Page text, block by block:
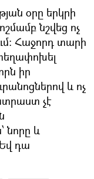
օրը երկրի
նշվեց ոչ
Հաջորդ տարի
իր
և ոչ
չէ
նորը և
դա